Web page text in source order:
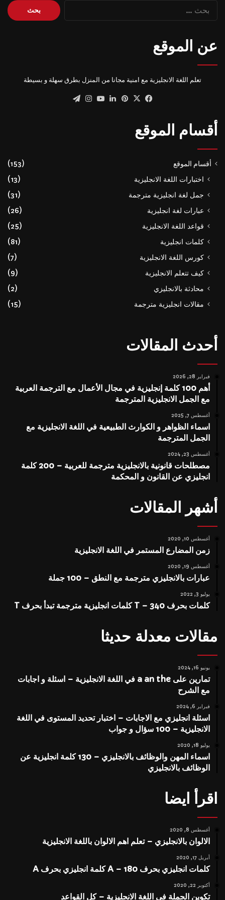
البحث
عن:
عن الموقع
تعلم اللغة الانجليزية مع امنية مجانا من المنزل بطرق سهلة و بسيطة
فيسبوك
‫X بينتيريست
لينكدإن‫YouTube
انستقرام
أقسام الموقع
أقسام الموقع (153)
اختبارات اللغة الانجليزية
(13)
جمل لغة انجليزية مترجمة
(31)
عبارات لغة انجليزية
(26)
قواعد اللغة الانجليزية
(25)
كلمات انجليزية
(81)
كورس اللغة الانجليزية
(7)
كيف تتعلم الانجليزية
(9)
محادثة بالانجليزي
(2)
مقالات انجليزية مترجمة
(15)
أحدث المقالات
فبراير 28, 2026
أهم 100 كلمة إنجليزية في مجال الأعمال مع الترجمة العربية
مع الجمل الانجليزية المترجمة
أغسطس 7, 2025
اسماء الظواهر و الكوارث الطبيعية في اللغة الانجليزية مع
الجمل المترجمة
أغسطس 23, 2024
مصطلحات قانونية بالانجليزية مترجمة للعربية – 200 كلمة
انجليزي عن القانون و المحكمة
أشهر المقالات
أغسطس 10, 2020
زمن المضارع المستمر في اللغة الانجليزية
أغسطس 19, 2020
عبارات بالانجليزي مترجمة مع النطق – 100 جملة
يوليو 3, 2022
كلمات بحرف T – 340 كلمات انجليزية مترجمة تبدأ بحرف T
مقالات معدلة حديثا
يونيو 16, 2024
تمارين على a an the في اللغة الانجليزية – اسئلة و اجابات
مع الشرح
فبراير 6, 2024
اسئلة انجليزي مع الاجابات – اختبار تحديد المستوى في اللغة
الانجليزية – 100 سؤال و جواب
يوليو 18, 2020
اسماء المهن والوظائف بالانجليزي – 130 كلمة انجليزية عن
الوظائف بالانجليزي
اقرأ ايضا
أغسطس 8, 2020
الالوان بالانجليزي – تعلم اهم الالوان باللغة الانجليزية
أبريل 17, 2020
كلمات انجليزي بحرف A – 180 كلمة انجليزي بحرف A
أكتوبر 22, 2020
تكوين الجملة في اللغة الانجليزية – كل القواعد